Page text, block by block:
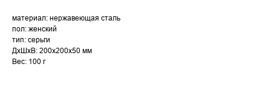
материал: нержавеющая сталь
пол: женский
тип: серьги
ДxШxВ: 200x200x50 мм
Вес: 100 г